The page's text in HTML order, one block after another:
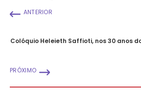
ANTERIOR
Colóquio Heleieth Saffioti, nos 30 anos
PRÓXIMO